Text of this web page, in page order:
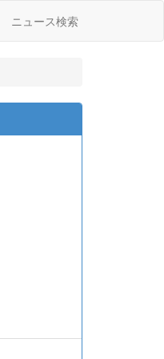
ニュース検索